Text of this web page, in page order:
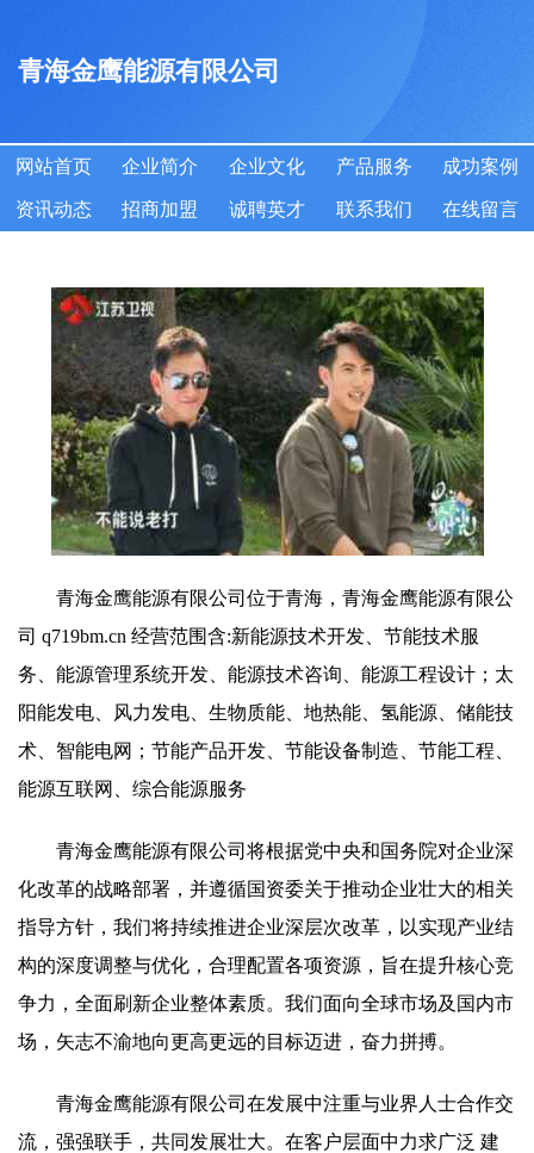
青海金鹰能源有限公司
网站首页 企业简介 企业文化 产品服务 成功案例
资讯动态 招商加盟 诚聘英才 联系我们 在线留言
青海金鹰能源有限公司位于青海，青海金鹰能源有限公
司 q719bm.cn 经营范围含:新能源技术开发、节能技术服
务、能源管理系统开发、能源技术咨询、能源工程设计；太
阳能发电、风力发电、生物质能、地热能、氢能源、储能技
术、智能电网；节能产品开发、节能设备制造、节能工程、
能源互联网、综合能源服务
青海金鹰能源有限公司将根据党中央和国务院对企业深
化改革的战略部署，并遵循国资委关于推动企业壮大的相关
指导方针，我们将持续推进企业深层次改革，以实现产业结
构的深度调整与优化，合理配置各项资源，旨在提升核心竞
争力，全面刷新企业整体素质。我们面向全球市场及国内市
场，矢志不渝地向更高更远的目标迈进，奋力拼搏。
青海金鹰能源有限公司在发展中注重与业界人士合作交
流，强强联手，共同发展壮大。在客户层面中力求广泛 建